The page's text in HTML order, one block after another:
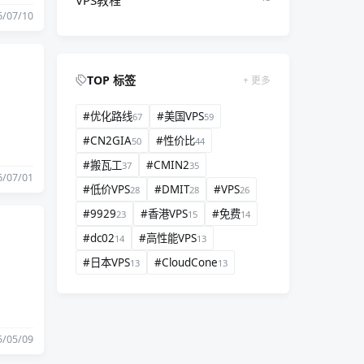
07/10
07/01
05/09
TOP 标签 更多
#优化路线67 #美国VPS59
#CN2GIA50 #性价比44
#搬瓦工37 #CMIN235
#低价VPS28 #DMIT28 #VPS26
#992923 #香港VPS15 #免费14
#dc0214 #高性能VPS13
#日本VPS13 #CloudCone13